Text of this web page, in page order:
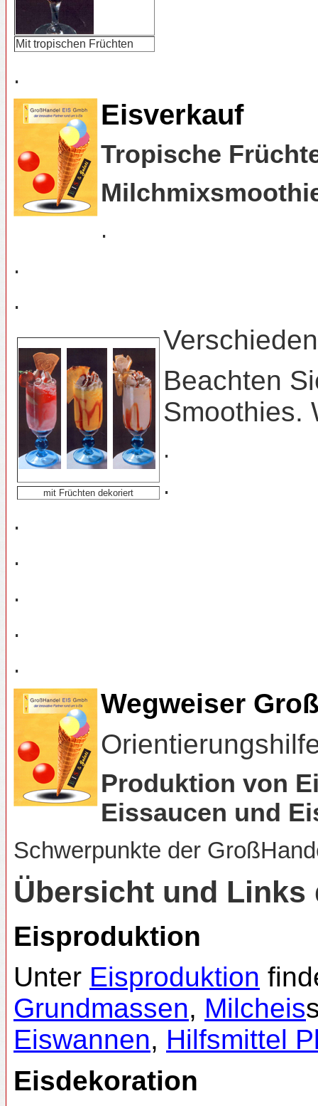
Mit tropischen Früchten
.
Eisverkauf
Tropische
.
.
.
mit Früchten dekoriert
Beachten
Smoothies.
.
.
.
.
.
.
.
Wegweiser
Produktion von
Eissaucen und
Schwerpunkte der
Übersicht und Links
Eisproduktion
Unter Eisproduktion
Grundmassen, Milcheis
Eiswannen, Hilfsmittel
Eisdekoration